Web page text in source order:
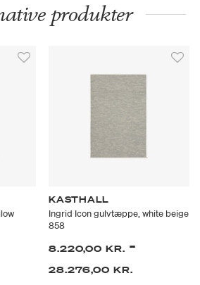
produkter
KASTHALL
Ingrid Icon gulvtæppe, white beige
858
8.220,00 KR. -
28.276,00 KR.